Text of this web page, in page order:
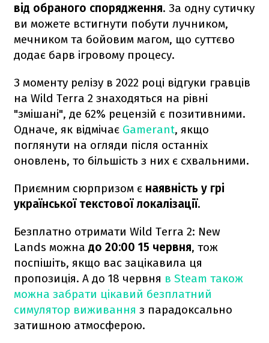
від обраного спорядження. За одну сутичку
ви можете встигнути побути лучником,
мечником та бойовим магом, що суттєво
додає барв ігровому процесу.
З моменту релізу в 2022 році відгуки гравців
на Wild Terra 2 знаходяться на рівні
"змішані", де 62% рецензій є позитивними.
Одначе, як відмічає Gamerant, якщо
поглянути на огляди після останніх
оновлень, то більшість з них є схвальними.
Приємним сюрпризом є наявність у грі
української текстової локалізації.
Безплатно отримати Wild Terra 2: New
Lands можна до 20:00 15 червня, тож
поспішіть, якщо вас зацікавила ця
пропозиція. А до 18 червня в Steam також
можна забрати цікавий безплатний
симулятор виживання з парадоксально
затишною атмосферою.